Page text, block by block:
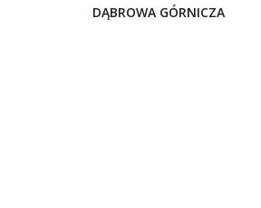
DĄBROWA GÓRNICZA